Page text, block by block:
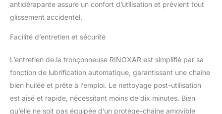
chaîne sans outil spécial.
sécurité. 【Faible Niveau
Facile】Comparée aux
traditionnels à scie
electrique, notre mini
tronçonneuse ne produit
que la moitié du bruit des
produits similaires
antidérapante assure un confort d’utilisation et prévient tout
glissement accidentel.
Facilité d’entretien et sécurité
L’entretien de la tronçonneuse RINOXAR est simplifié par sa
fonction de lubrification automatique, garantissant une chaîne
bien huilée et prête à l’emploi. Le nettoyage post-utilisation
est aisé et rapide, nécessitant moins de dix minutes. Bien
qu’elle ne soit pas équipée d’un protège-chaîne amovible